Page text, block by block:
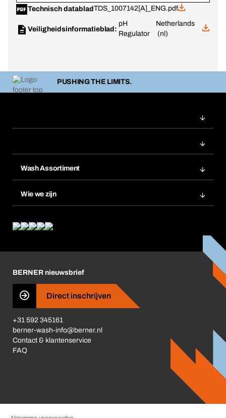
Technisch datablad TDS_1007142[A]_ENG.pdf
Veiligheidsinformatieblad:
pH
Regulator
Netherlands
(nl)
PUSHING THE LIMITS.
Wash Assortiment
Wie we zijn
Wat ons drijft
Business Conduct
BERNER nieuwsbrief
Direct inschrijven
+31 592 345161
berner-wash-info@berner.nl
Contact & klantenservice
FAQ